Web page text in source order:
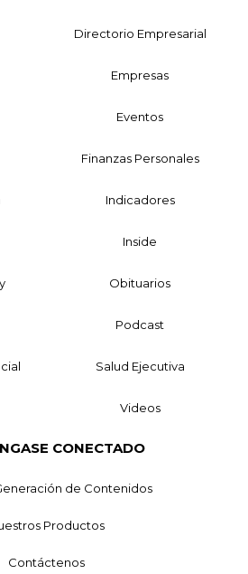
Directorio Empresarial
Empresas
Eventos
Finanzas Personales
Indicadores
Inside
Obituarios
Podcast
Salud Ejecutiva
Videos
CONECTADO
de Contenidos
Productos
Contáctenos